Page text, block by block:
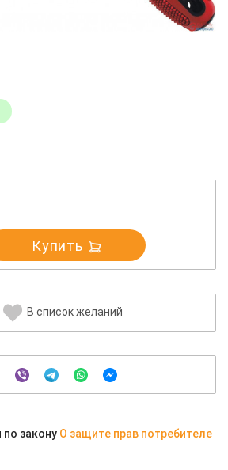
Купить
В список желаний
закону О защите прав потребителе